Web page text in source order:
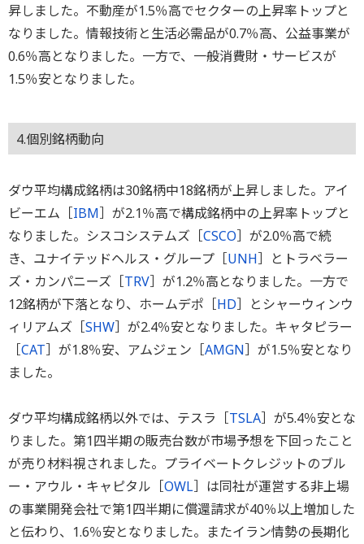
昇しました。不動産が1.5％高でセクターの上昇率トップと
なりました。情報技術と生活必需品が0.7％高、公益事業が
0.6％高となりました。一方で、一般消費財・サービスが
1.5％安となりました。
4.個別銘柄動向
ダウ平均構成銘柄は30銘柄中18銘柄が上昇しました。アイ
ビーエム［IBM］が2.1％高で構成銘柄中の上昇率トップと
なりました。シスコシステムズ［CSCO］が2.0％高で続
き、ユナイテッドヘルス・グループ［UNH］とトラベラー
ズ・カンパニーズ［TRV］が1.2％高となりました。一方で
12銘柄が下落となり、ホームデポ［HD］とシャーウィンウ
ィリアムズ［SHW］が2.4％安となりました。キャタピラー
［CAT］が1.8％安、アムジェン［AMGN］が1.5％安となり
ました。
ダウ平均構成銘柄以外では、テスラ［TSLA］が5.4％安とな
りました。第1四半期の販売台数が市場予想を下回ったこと
が売り材料視されました。プライベートクレジットのブル
ー・アウル・キャピタル［OWL］は同社が運営する非上場
の事業開発会社で第1四半期に償還請求が40％以上増加した
と伝わり、1.6％安となりました。またイラン情勢の長期化